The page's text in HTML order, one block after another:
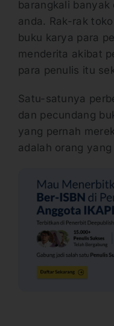
barangkali
anda. Rak-rak
buku karya para
menderita akibat
para penulis itu
Satu-satunya
dan pecundang
yang pernah
adalah orang